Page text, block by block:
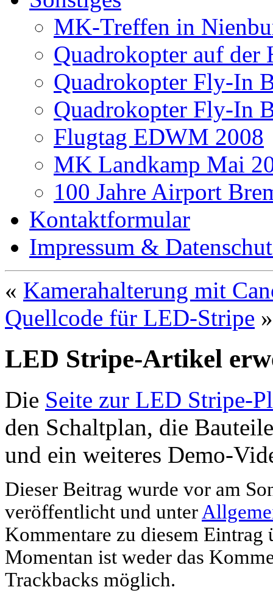
MK-Treffen in
Quadrokopter auf der
Quadrokopter Fly-In
Quadrokopter Fly-In
Flugtag EDWM 2008
MK Landkamp Mai
100 Jahre Airport
Kontaktformular
Impressum &
« Kamerahalterung mit
Quellcode für LED-Stripe »
LED Stripe-Artikel
Die Seite zur LED Stripe-
den Schaltplan, die
und ein weiteres Demo-
Dieser Beitrag wurde vor am
veröffentlicht und unter
Kommentare zu diesem Eintrag
Momentan ist weder das
Trackbacks möglich.